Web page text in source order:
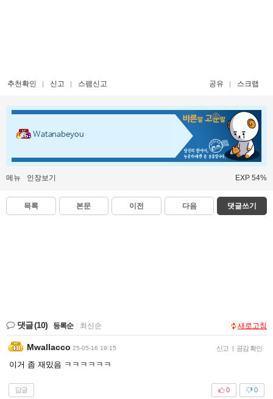
추천확인 신고 스팸신고 공유 스크랩
Watanabeyou
메뉴 인장보기 EXP 54%
목록 본문 이전 다음 댓글쓰기
댓글(10) 등록순 최신순 새로고침
Mwallacco 25-05-16 19:15 신고 | 공감 확인
이거 좀 재밌음 ㅋㅋㅋㅋㅋㅋ
답글 0
0